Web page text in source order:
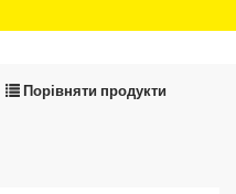
Порівняти продукти